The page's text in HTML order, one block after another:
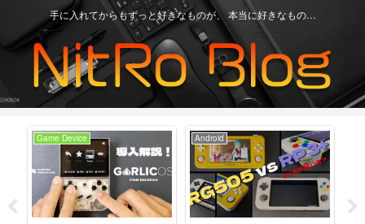
手に入れてからもずっと好きなものが、 本当に好きなもの…
Game Device Android